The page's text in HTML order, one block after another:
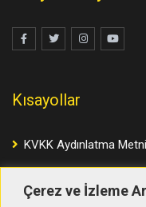
Çerez ve İzleme
Kısayollar
KVKK Aydınlatma Metni
Çerez ve İzleme Aracı